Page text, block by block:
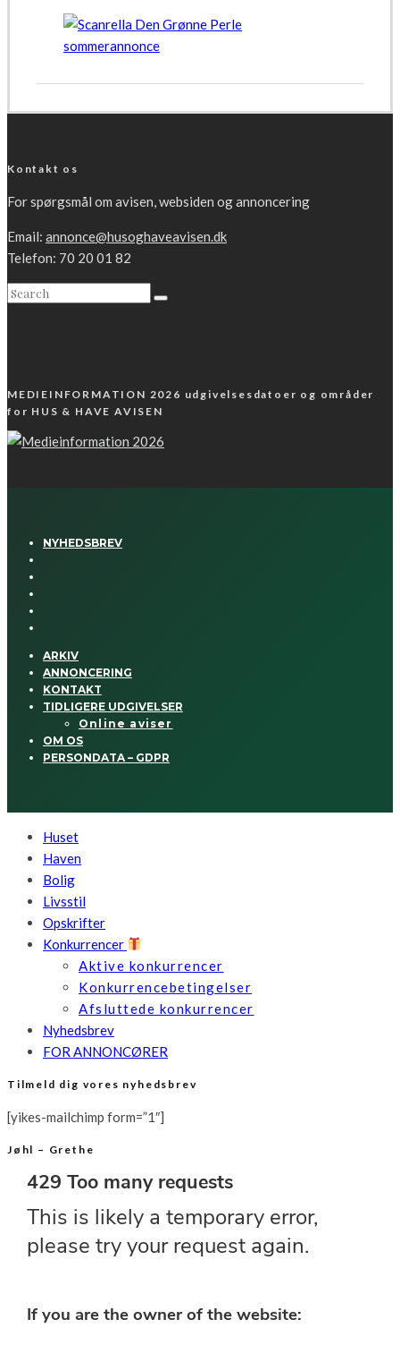
Kontakt os
For spørgsmål om avisen, websiden og annoncering
Email: annonce@husoghaveavisen.dk
Telefon: 70 20 01 82
MEDIEINFORMATION 2026 udgivelsesdatoer og områder
for HUS & HAVE AVISEN
NYHEDSBREV
ARKIV
ANNONCERING
KONTAKT
TIDLIGERE UDGIVELSER
Online aviser
OM OS
PERSONDATA – GDPR
Huset
Haven
Bolig
Livsstil
Opskrifter
Konkurrencer
Aktive konkurrencer
Konkurrencebetingelser
Afsluttede konkurrencer
Nyhedsbrev
FOR ANNONCØRER
Tilmeld dig vores nyhedsbrev
[yikes-mailchimp form=”1″]
Jøhl – Grethe